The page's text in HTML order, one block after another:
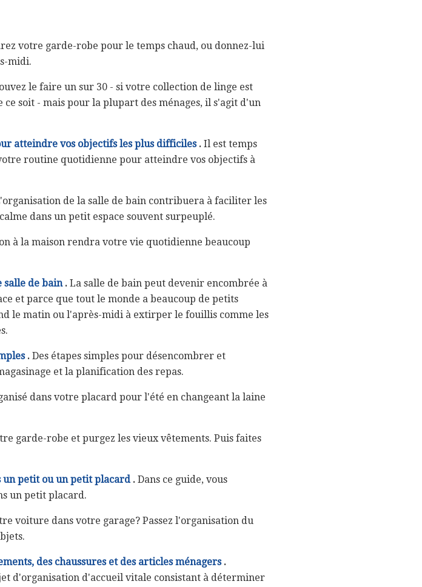
votre garde-robe pour le temps chaud, ou donnez-lui
midi.
le faire un sur 30 - si votre collection de linge est
soit - mais pour la plupart des ménages, il s'agit d'un
atteindre vos objectifs les plus difficiles . Il est temps
routine quotidienne pour atteindre vos objectifs à
de la salle de bain contribuera à faciliter les
dans un petit espace souvent surpeuplé.
à la maison rendra votre vie quotidienne beaucoup
salle de bain . La salle de bain peut devenir encombrée à
et parce que tout le monde a beaucoup de petits
le matin ou l'après-midi à extirper le fouillis comme les
. Des étapes simples pour désencombrer et
et la planification des repas.
dans votre placard pour l'été en changeant la laine
garde-robe et purgez les vieux vêtements. Puis faites
un petit ou un petit placard . Dans ce guide, vous
un petit placard.
voiture dans votre garage? Passez l'organisation du
des chaussures et des articles ménagers .
d'organisation d'accueil vitale consistant à déterminer